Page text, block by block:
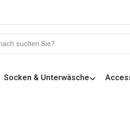
Socken & Unterwäsche